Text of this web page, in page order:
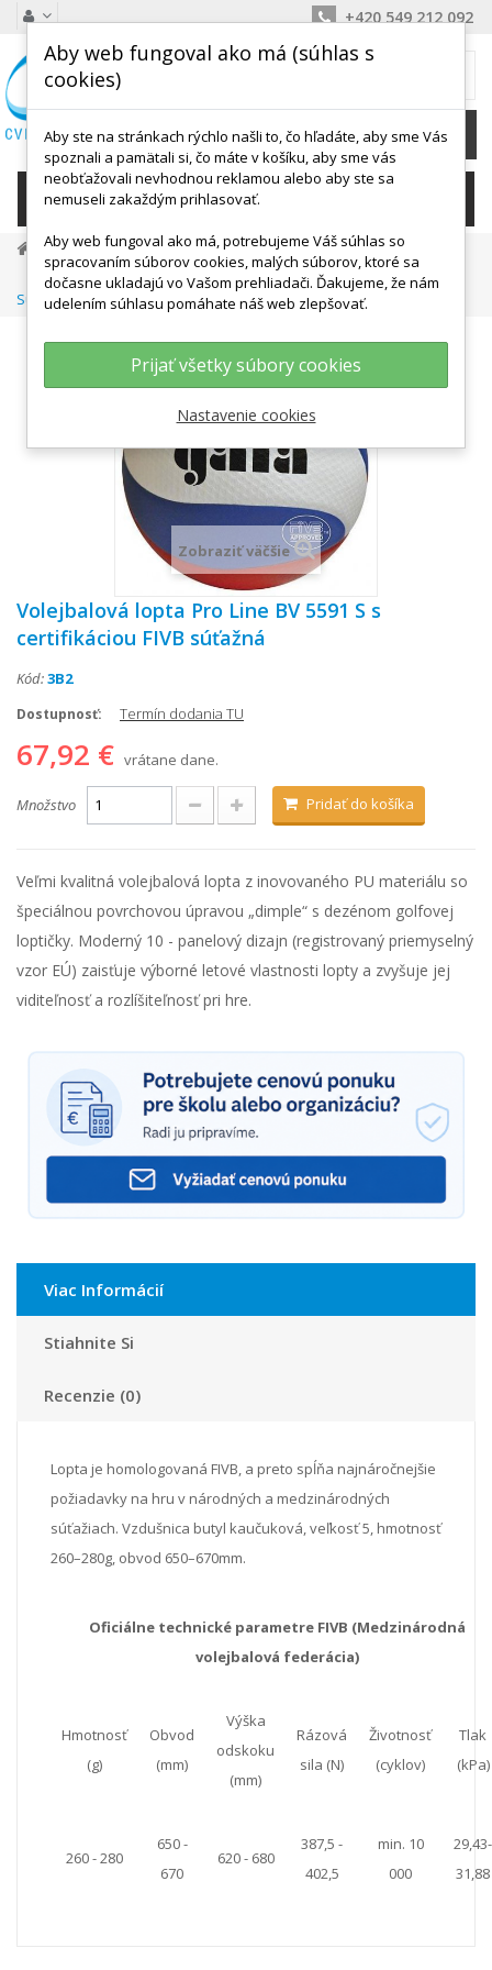
+420 549 212 092
KATEGÓRIE
Vybavenie Pre Športy Loptové Športy
Volejbal
Volejbalová Lopta Pro Line BV 5591 S S Certifikáciou FIVB
Súťažná
Zobraziť väčšie
Volejbalová lopta Pro Line BV 5591 S s
certifikáciou FIVB súťažná
Kód:3B2
Dostupnosť: Termín dodania TU
67,92 € vrátane dane.
Množstvo Pridať do košíka
Veľmi kvalitná volejbalová lopta z inovovaného PU materiálu so
špeciálnou povrchovou úpravou „dimple“ s dezénom golfovej
loptičky. Moderný 10 - panelový dizajn (registrovaný priemyselný
vzor EÚ) zaisťuje výborné letové vlastnosti lopty a zvyšuje jej
viditeľnosť a rozlíšiteľnosť pri hre.
Viac Informácií
Stiahnite Si
Recenzie (0)
Lopta je homologovaná FIVB, a preto spĺňa najnáročnejšie
požiadavky na hru v národných a medzinárodných
súťažiach. Vzdušnica butyl kaučuková, veľkosť 5, hmotnosť
260–280g, obvod 650–670mm.
Oficiálne technické parametre FIVB (Medzinárodná
volejbalová federácia)
Hmotnosť
(g)
Obvod
(mm)
Výška
odskoku
(mm)
Rázová
sila (N)
Životnosť
(cyklov)
Tlak
(kPa)
260 - 280
650 -
670
620 - 680
387,5 -
402,5
min. 10
000
29,43-
31,88
Aby web fungoval ako má (súhlas s
cookies)
Aby ste na stránkach rýchlo našli to, čo hľadáte, aby sme Vás
spoznali a pamätali si, čo máte v košíku, aby sme vás
neobťažovali nevhodnou reklamou alebo aby ste sa
nemuseli zakaždým prihlasovať.
Aby web fungoval ako má, potrebujeme Váš súhlas so
spracovaním súborov cookies, malých súborov, ktoré sa
dočasne ukladajú vo Vašom prehliadači. Ďakujeme, že nám
udelením súhlasu pomáhate náš web zlepšovať.
Prijať všetky súbory cookies
Nastavenie cookies